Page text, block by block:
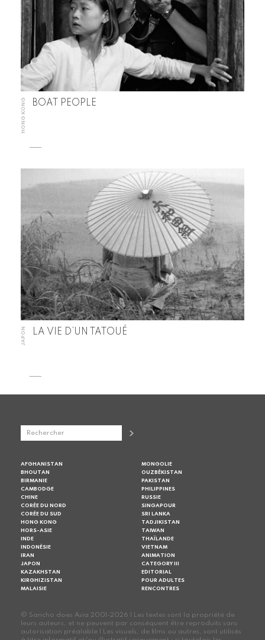
HONG KONG BOAT PEOPLE
JAPON LA VIE D’UN TATOUÉ
AFGHANISTAN
BHOUTAN
BIRMANIE
CAMBODGE
CHINE
CORÉE DU NORD
CORÉE DU SUD
HONG KONG
HORS-ASIE
INDE
INDONÉSIE
IRAN
JAPON
KAZAKHSTAN
KIRGHIZISTAN
MALAISIE
MONGOLIE
OUZBÉKISTAN
PAKISTAN
PHILIPPINES
RUSSIE
SINGAPOUR
SRI LANKA
TADJIKISTAN
TAIWAN
THAÏLANDE
VIETNAM
ANIMATION
CATEGORY III
EDITORIAL
POUR ADULTES
RENCONTRES
© Sancho does Asia 2001-2026 | Les textes sont la propriété de
leurs auteurs, et ne peuvent par conséquent être reproduits sans
autorisation préalable | Les visuels, de films ou autres, sont utilisés